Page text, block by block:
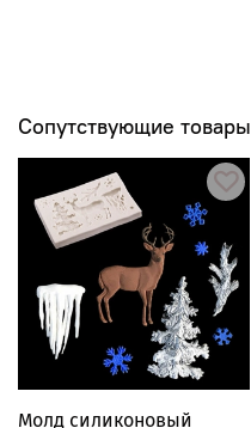
Сопутствующие товары
Молд силиконовый